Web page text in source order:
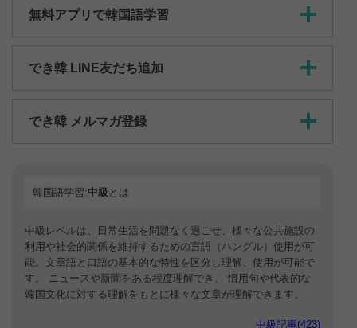
無料アプリで韓国語学習
でき韓 LINE友だち追加
でき韓 メルマガ登録
韓国語学習:中級 とは
中級レベルは、日常生活を問題なく過ごせ、様々な公共施設の
利用や社会的関係を維持するための言語（ハングル）使用が可
能。文章語と口語の基本的な特性を区分し理解、使用が可能で
す。 ニュースや新聞をある程度理解でき、 慣用句や代表的な
韓国文化に対する理解をもとに様々な文章が理解できます。
中級記事(423)